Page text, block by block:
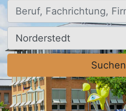
Beruf, Fachrichtung, Firma
Ort, Stadt
Suchen